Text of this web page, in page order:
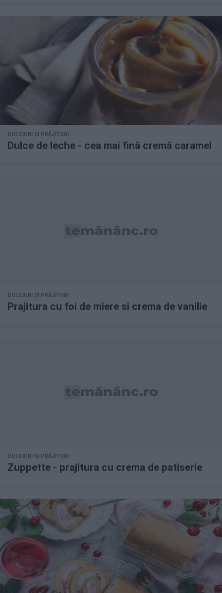
DULCIURI ȘI PRĂJITURI
Dulce de leche - cea mai fină cremă caramel
DULCIURI ȘI PRĂJITURI
Prajitura cu foi de miere si crema de vanilie
DULCIURI ȘI PRĂJITURI
Zuppette - prajitura cu crema de patiserie